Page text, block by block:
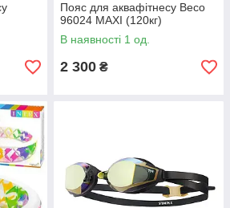
Пояс для аквафітнесу Beco
96024 MAXI (120кг)
В наявності 1 од.
2 300 ₴